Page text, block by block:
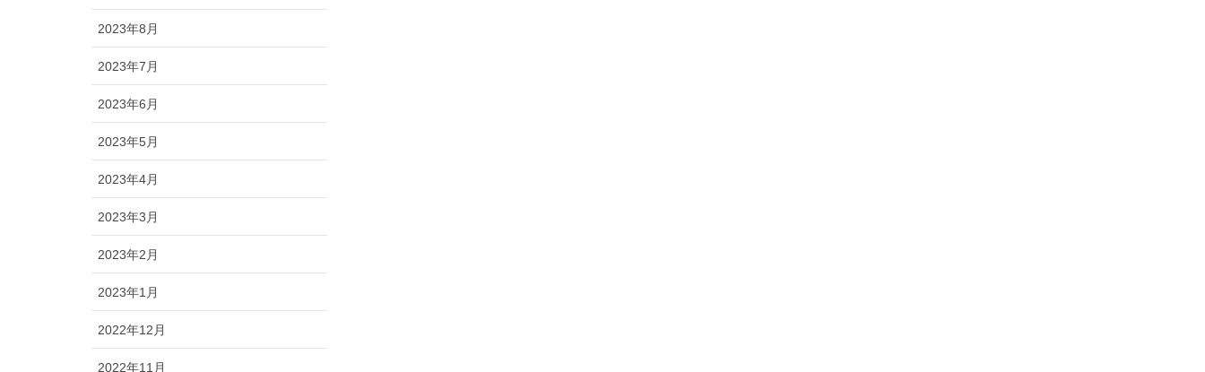
2023年8月
2023年7月
2023年6月
2023年5月
2023年4月
2023年3月
2023年2月
2023年1月
2022年12月
2022年11月